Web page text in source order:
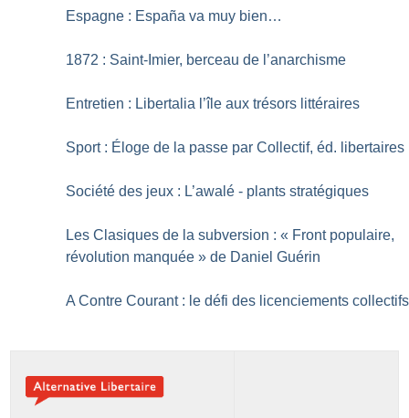
Espagne : España va muy bien…
1872 : Saint-Imier, berceau de l’anarchisme
Entretien : Libertalia l’île aux trésors littéraires
Sport : Éloge de la passe par Collectif, éd. libertaires
Société des jeux : L’awalé - plants stratégiques
Les Clasiques de la subversion : « Front populaire,
révolution manquée » de Daniel Guérin
A Contre Courant : le défi des licenciements collectifs